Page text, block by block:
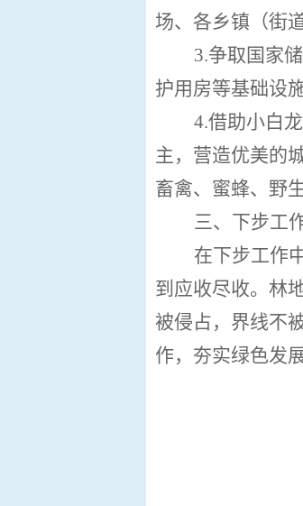
场、各乡镇（街
3.争取国家
护用房等基础设施
4.借助小白
主，营造优美的
畜禽、蜜蜂、野
三、下步工
在下步工作
到应收尽收。林
被侵占，界线不
作，夯实绿色发